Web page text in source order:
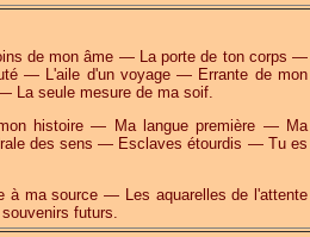
de mon âme — La porte de ton corps —
— L'aile d'un voyage — Errante de mon
La seule mesure de ma soif.
histoire — Ma langue première — Ma
des sens — Esclaves étourdis — Tu es
à ma source — Les aquarelles de l'attente
futurs.